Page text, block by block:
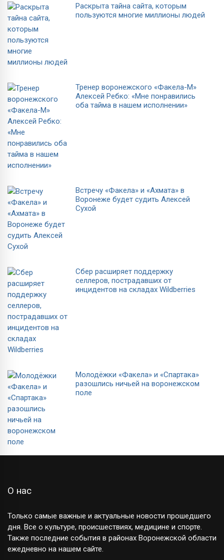
Раскрыта тайна сайта, которым
пользуются многие миллионы людей
Тренер воронежского «Факела-М»
Алексей Ребко: «Мне понравились
оба тайма в нашем исполнении»
Встречу «Факела» и «Ахмата» в
Воронеже будет судить Алексей
Сухой
Сбер расширяет поддержку
селлеров, пострадавших от
инцидентов на складах Wildberries
Молодёжки «Факела» и «Спартака»
разошлись ничьей на воронежском
поле
О нас
Только самые важные и актуальные новости прошедшего
дня. Все о культуре, происшествиях, медицине и спорте.
Также последние события в районах Воронежской области
ежедневно на нашем сайте.